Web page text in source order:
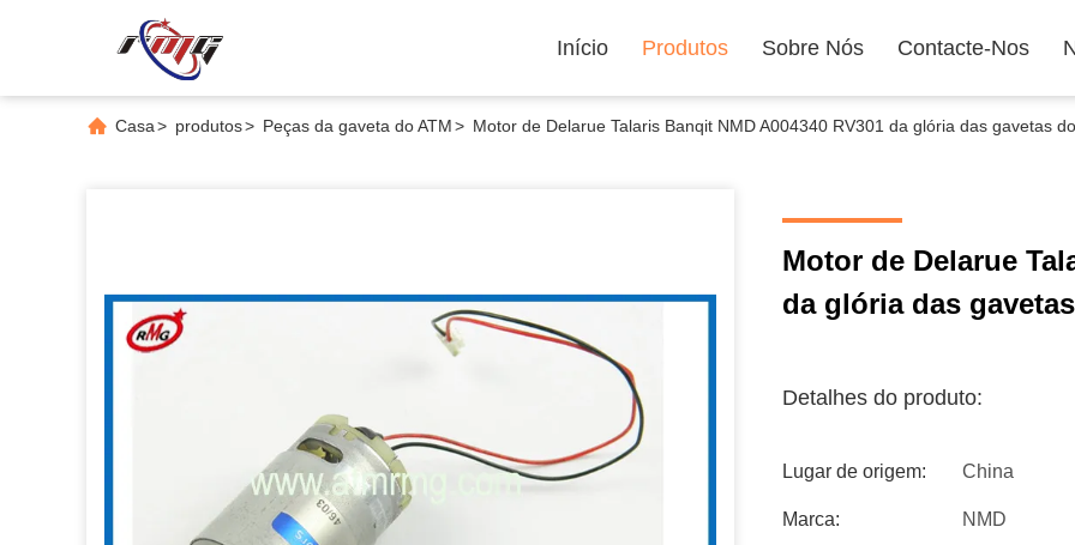
Início Produtos Sobre Nós Contacte-Nos
Casa> produtos> Peças da gaveta do ATM> Motor de Delarue Talaris Banqit NMD A004340 RV301 da glória das gavetas
Motor de Delarue
da glória das
Detalhes do produto:
Lugar de origem: China
Marca: NMD